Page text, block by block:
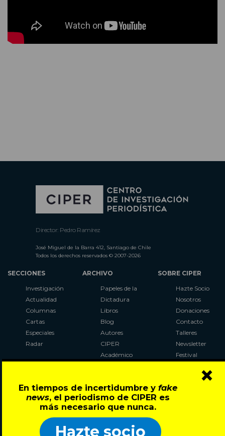
En tiempos de incertidumbre y fake
news, el periodismo de CIPER es
más necesario que nunca.
Hazte socio
×
Director: Pedro Ramírez
José Miguel de la Barra 412, Santiago de Chile
Todos los derechos reservados © 2007-2026
SECCIONES
Investigación
Actualidad
Columnas
Cartas
Especiales
Radar
ARCHIVO
Papeles de la
Dictadura
Libros
Blog
Autores
CIPER
Académico
Al Plebiscito
con CIPER
SOBRE CIPER
Hazte Socio
Nosotros
Donaciones
Contacto
Talleres
Newsletter
Festival